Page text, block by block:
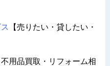
【売りたい・貸したい・
不用品買取・リフォーム相